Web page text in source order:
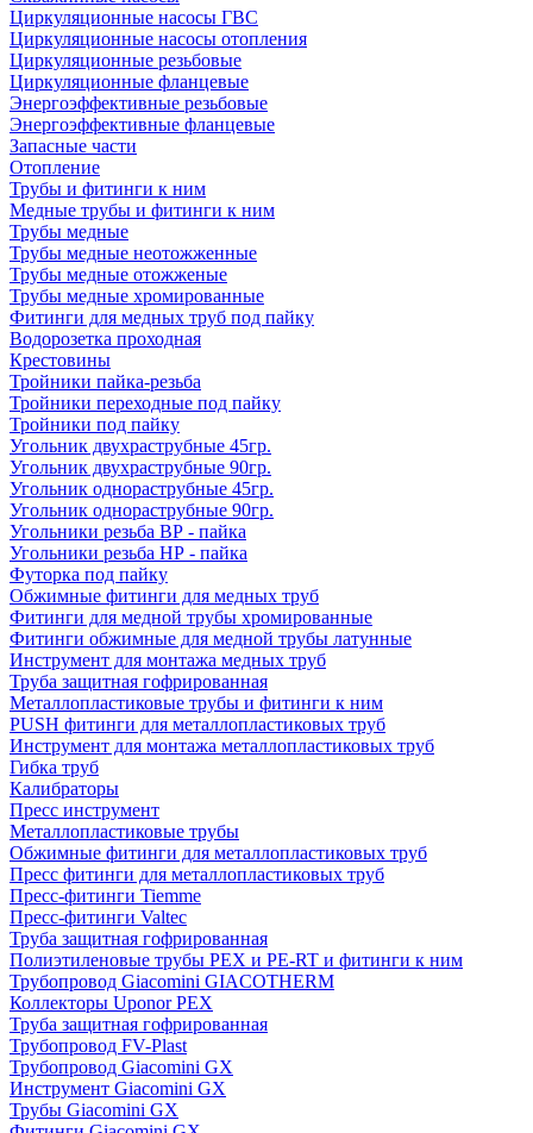
Циркуляционные насосы ГВС
Циркуляционные насосы отопления
Циркуляционные резьбовые
Циркуляционные фланцевые
Энергоэффективные резьбовые
Энергоэффективные фланцевые
Запасные части
Отопление
Трубы и фитинги к ним
Медные трубы и фитинги к ним
Трубы медные
Трубы медные неотожженные
Трубы медные отожженые
Трубы медные хромированные
Фитинги для медных труб под пайку
Водорозетка проходная
Крестовины
Тройники пайка-резьба
Тройники переходные под пайку
Тройники под пайку
Угольник двухраструбные 45гр.
Угольник двухраструбные 90гр.
Угольник однораструбные 45гр.
Угольник однораструбные 90гр.
Угольники резьба ВР - пайка
Угольники резьба НР - пайка
Футорка под пайку
Обжимные фитинги для медных труб
Фитинги для медной трубы хромированные
Фитинги обжимные для медной трубы латунные
Инструмент для монтажа медных труб
Труба защитная гофрированная
Металлопластиковые трубы и фитинги к ним
PUSH фитинги для металлопластиковых труб
Инструмент для монтажа металлопластиковых труб
Гибка труб
Калибраторы
Пресс инструмент
Металлопластиковые трубы
Обжимные фитинги для металлопластиковых труб
Пресс фитинги для металлопластиковых труб
Пресс-фитинги Tiemme
Пресс-фитинги Valtec
Труба защитная гофрированная
Полиэтиленовые трубы PEX и PE-RT и фитинги к ним
Трубопровод Giacomini GIACOTHERM
Коллекторы Uponor PEX
Труба защитная гофрированная
Трубопровод FV-Plast
Трубопровод Giacomini GX
Инструмент Giacomini GX
Трубы Giacomini GX